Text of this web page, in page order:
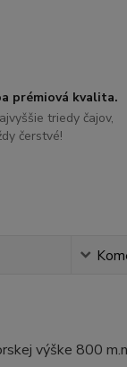
prémiová kvalita.
triedy čajov,
čerstvé!
výške 800